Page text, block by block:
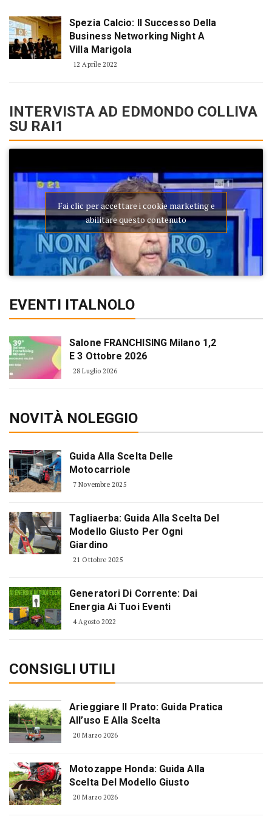
Spezia Calcio: Il Successo Della
Business Networking Night A
Villa Marigola
12 Aprile 2022
INTERVISTA AD EDMONDO COLLIVA
SU RAI1
Fai clic per accettare i cookie marketing e
abilitare questo contenuto
EVENTI ITALNOLO
Salone FRANCHISING Milano 1,2
E 3 Ottobre 2026
28 Luglio 2026
NOVITÀ NOLEGGIO
Guida Alla Scelta Delle
Motocarriole
7 Novembre 2025
Tagliaerba: Guida Alla Scelta Del
Modello Giusto Per Ogni
Giardino
21 Ottobre 2025
Generatori Di Corrente: Dai
Energia Ai Tuoi Eventi
4 Agosto 2022
CONSIGLI UTILI
Arieggiare Il Prato: Guida Pratica
All’uso E Alla Scelta
20 Marzo 2026
Motozappe Honda: Guida Alla
Scelta Del Modello Giusto
20 Marzo 2026